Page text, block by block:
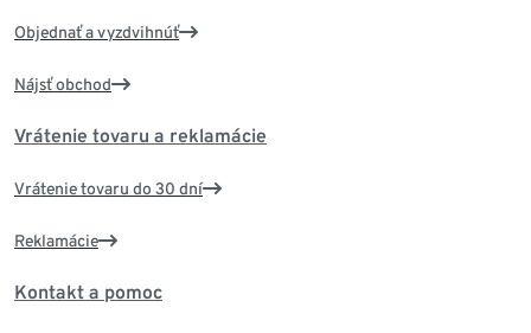
Objednať a vyzdvihnúť
Nájsť obchod
Vrátenie tovaru a reklamácie
Vrátenie tovaru do 30 dní
Reklamácie
Kontakt a pomoc